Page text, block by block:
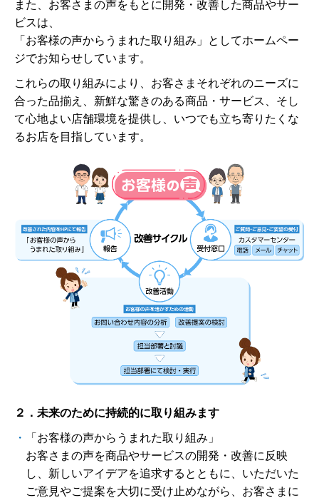
また、お客さまの声をもとに開発・改善した商品やサー
ビスは、
「お客様の声からうまれた取り組み」としてホームペー
ジでお知らせしています。
これらの取り組みにより、お客さまそれぞれのニーズに
合った品揃え、新鮮な驚きのある商品・サービス、そし
て心地よい店舗環境を提供し、いつでも立ち寄りたくな
るお店を目指しています。
２．未来のために持続的に取り組みます
・
「お客様の声からうまれた取り組み」
お客さまの声を商品やサービスの開発・改善に反映
し、新しいアイデアを追求するとともに、いただいた
ご意見やご提案を大切に受け止めながら、お客さまに